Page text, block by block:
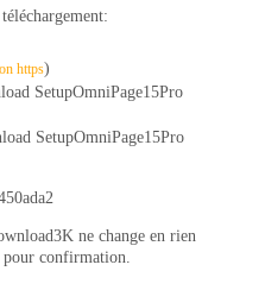
https)
SetupOmniPage15Pro
SetupOmniPage15Pro
ne change en rien
confirmation.